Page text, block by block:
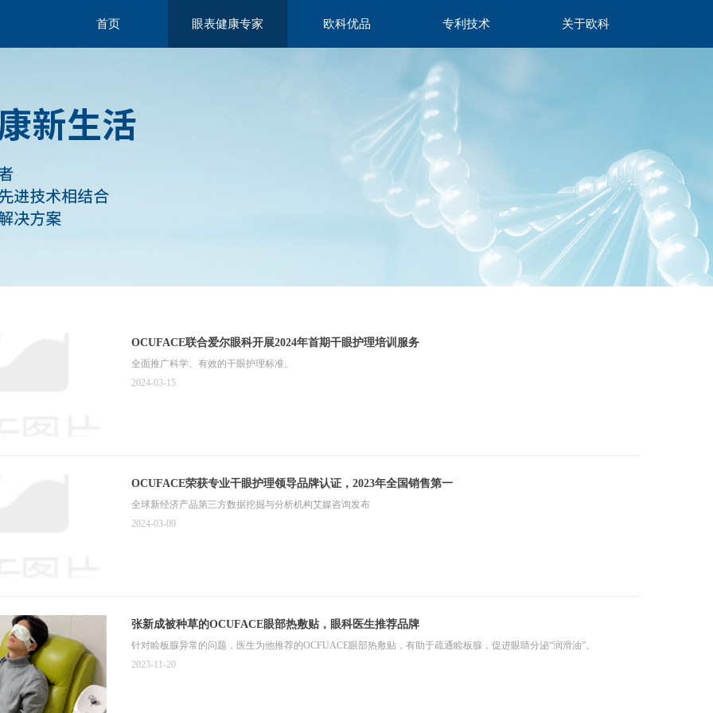
首页 眼表健康专家 欧科优品 专利技术 关于欧科
OCUFACE联合爱尔眼科开展2024年首期干眼护理培训服务
全面推广科学、有效的干眼护理标准。
2024-03-15
OCUFACE荣获专业干眼护理领导品牌认证，2023年全国销售第一
全球新经济产品第三方数据挖掘与分析机构艾媒咨询发布
2024-03-09
张新成被种草的OCUFACE眼部热敷贴，眼科医生推荐品牌
针对睑板腺异常的问题，医生为他推荐的OCFUACE眼部热敷贴，有助于疏通睑板腺，促进眼睛分泌“润滑油”。
2023-11-20